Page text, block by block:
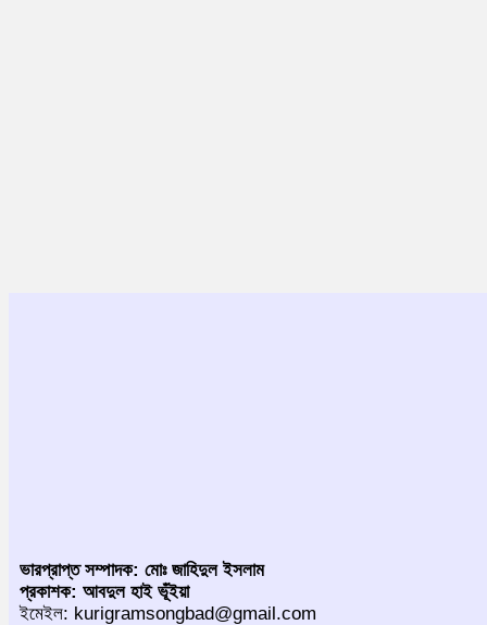
ভারপ্রাপ্ত সম্পাদক: মোঃ জাহিদুল ইসলাম
প্রকাশক: আবদুল হাই ভূঁইয়া
ইমেইল: kurigramsongbad@gmail.com